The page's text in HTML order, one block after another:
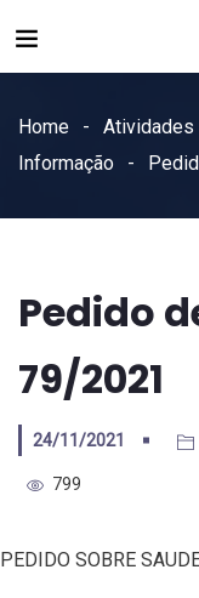
Home
Informação
Pedido
79/2021
24/11/2021
799
PEDIDO SOBRE